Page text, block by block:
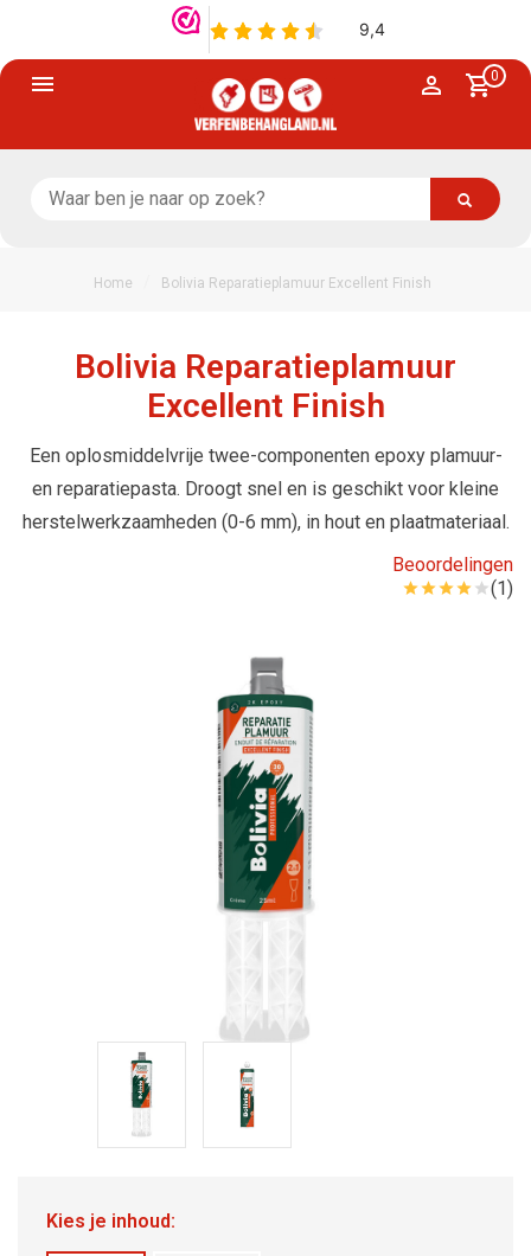
0
Home Bolivia Reparatieplamuur Excellent Finish
Bolivia Reparatieplamuur
Excellent Finish
Een oplosmiddelvrije twee-componenten epoxy plamuur-
en reparatiepasta. Droogt snel en is geschikt voor kleine
herstelwerkzaamheden (0-6 mm), in hout en plaatmateriaal.
Beoordelingen
(1)
Kies je inhoud: